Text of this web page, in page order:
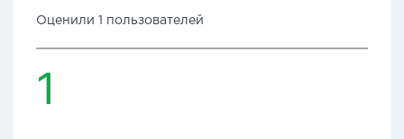
Оценили 1 пользователей
1